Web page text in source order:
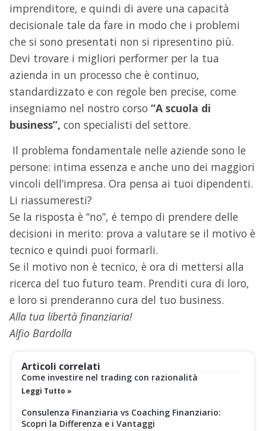
imprenditore, e quindi di avere una capacità
decisionale tale da fare in modo che i problemi
che si sono presentati non si ripresentino più.
Devi trovare i migliori performer per la tua
azienda in un processo che è continuo,
standardizzato e con regole ben precise, come
insegniamo nel nostro corso “A scuola di
business”, con specialisti del settore.
Il problema fondamentale nelle aziende sono le
persone: intima essenza e anche uno dei maggiori
vincoli dell’impresa. Ora pensa ai tuoi dipendenti.
Li riassumeresti?
Se la risposta è “no”, é tempo di prendere delle
decisioni in merito: prova a valutare se il motivo è
tecnico e quindi puoi formarli.
Se il motivo non è tecnico, è ora di mettersi alla
ricerca del tuo futuro team. Prenditi cura di loro,
e loro si prenderanno cura del tuo business.
Alla tua libertà finanziaria!
Alfio Bardolla
Articoli correlati
Come investire nel trading con razionalità
Leggi Tutto »
Consulenza Finanziaria vs Coaching Finanziario:
Scopri la Differenza e i Vantaggi